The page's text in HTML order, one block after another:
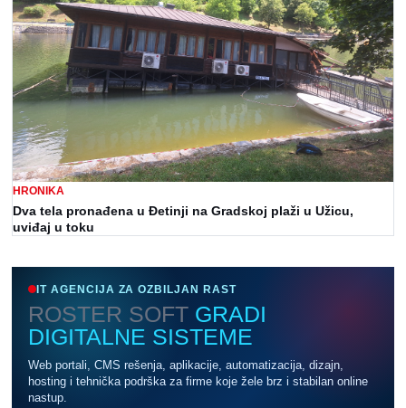
HRONIKA
Dva tela pronađena u Đetinji na Gradskoj plaži u Užicu,
uviđaj u toku
IT AGENCIJA ZA OZBILJAN RAST
ROSTER SOFT GRADI
DIGITALNE SISTEME
Web portali, CMS rešenja, aplikacije, automatizacija, dizajn,
hosting i tehnička podrška za firme koje žele brz i stabilan online
nastup.